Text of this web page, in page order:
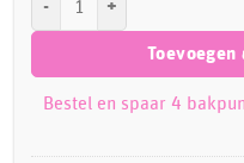
Bestel en spaar 4